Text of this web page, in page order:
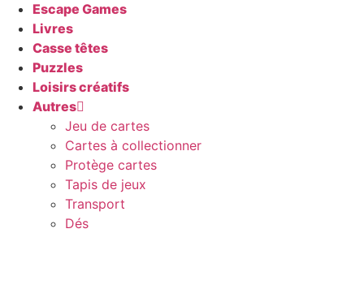
Escape Games
Livres
Casse têtes
Puzzles
Loisirs créatifs
Autres
Jeu de cartes
Cartes à collectionner
Protège cartes
Tapis de jeux
Transport
Dés